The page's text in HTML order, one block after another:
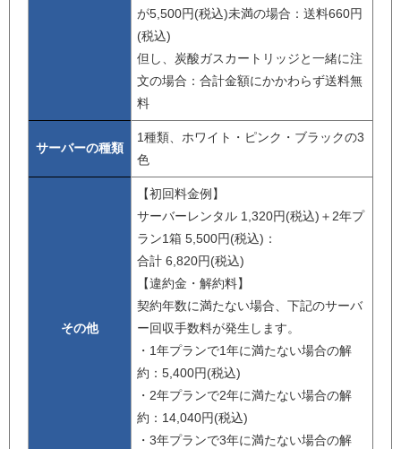
が5,500円(税込)未満の場合：送料660円
(税込)
但し、炭酸ガスカートリッジと一緒に注
文の場合：合計金額にかかわらず送料無
料
サーバーの種類
1種類、ホワイト・ピンク・ブラックの3
色
その他
【初回料金例】
サーバーレンタル 1,320円(税込)＋2年プ
ラン1箱 5,500円(税込)：
合計 6,820円(税込)
【違約金・解約料】
契約年数に満たない場合、下記のサーバ
ー回収手数料が発生します。
・1年プランで1年に満たない場合の解
約：5,400円(税込)
・2年プランで2年に満たない場合の解
約：14,040円(税込)
・3年プランで3年に満たない場合の解